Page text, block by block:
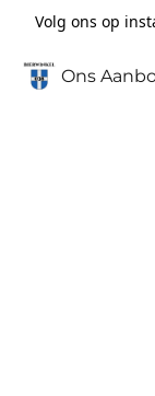
Volg ons op
Ons